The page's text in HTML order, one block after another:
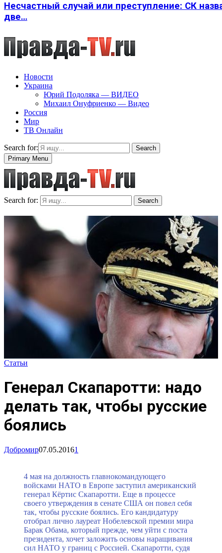
Несчастный случай или преступление: СК
две…
Новости
Украина
Юрий Подоляка — ВИДЕО
Михаил Онуфриенко — Видео
Россия
Мир
ТВ Онлайн
Search for:
Search
Primary Menu
Search for: Search
Статьи
Генерал Скапаротти: надо
делать так, чтобы русские
боялись
Добромир07.05.20161
4 мая на должность главнокомандующего
войсками НАТО в Европе заступил американский
генерал Кёртис Скапаротти. Еще в процессе
своего утверждения в сенате США он повел себя
так, чтобы русские боялись. Его кандидатуру
отобрал лично лауреат Нобелевской премии мира
Барак Обама, который прежде, чем уйти с поста
президента, хочет заложить основы наращивания
сил НАТО у границ с Россией. Скапаротти, судя